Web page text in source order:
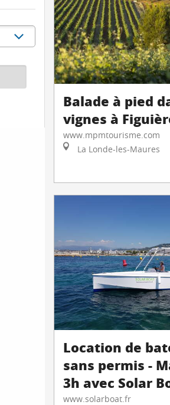
Balade à pied
vignes à
www.mpmtourisme.com
La Londe-les-Maures
Location de
sans permis -
3h avec Solar
www.solarboat.fr